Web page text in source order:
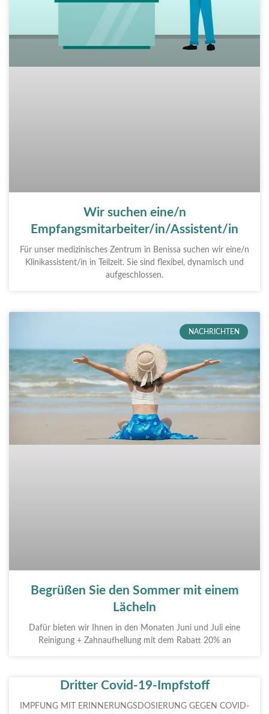
Wir suchen eine/n
Empfangsmitarbeiter/in/Assistent/in
Für unser medizinisches Zentrum in Benissa suchen wir eine/n
Klinikassistent/in in Teilzeit. Sie sind flexibel, dynamisch und
aufgeschlossen.
NACHRICHTEN
Begrüßen Sie den Sommer mit einem
Lächeln
Dafür bieten wir Ihnen in den Monaten Juni und Juli eine
Reinigung + Zahnaufhellung mit dem Rabatt 20% an
Dritter Covid-19-Impfstoff
IMPFUNG MIT ERINNERUNGSDOSIERUNG GEGEN COVID-